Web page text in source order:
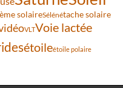
solaireSélénétache solaire
VLTVoie lactée
étoileétoile polaire